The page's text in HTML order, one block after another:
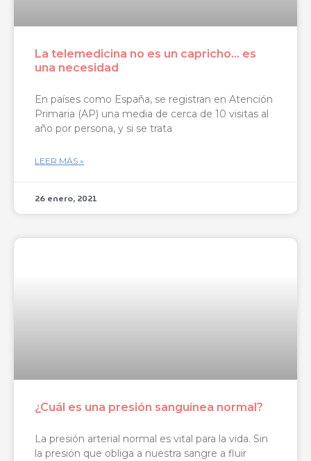
La telemedicina no es un capricho… es
una necesidad
En países como España, se registran en Atención
Primaria (AP) una media de cerca de 10 visitas al
año por persona, y si se trata
LEER MÁS »
26 enero, 2021
¿Cuál es una presión sanguínea normal?
La presión arterial normal es vital para la vida. Sin
la presión que obliga a nuestra sangre a fluir